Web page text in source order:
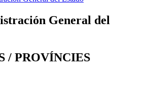
General del
/ PROVÍNCIES